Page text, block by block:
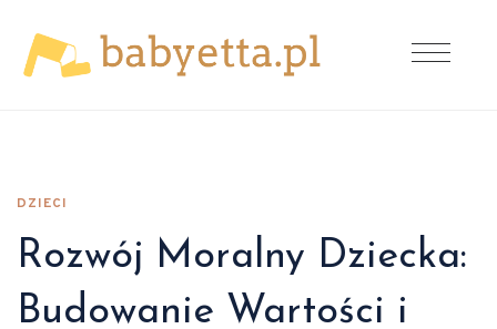
DZIECI
Rozwój Moralny Dziecka:
Budowanie Wartości i